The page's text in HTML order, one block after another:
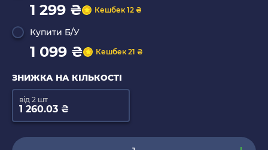
1 299 ₴ Кешбек 12 ₴
Купити Б/У
1 099 ₴ Кешбек 21 ₴
ЗНИЖКА НА КІЛЬКОСТІ
1 260.03 ₴
від 2 шт